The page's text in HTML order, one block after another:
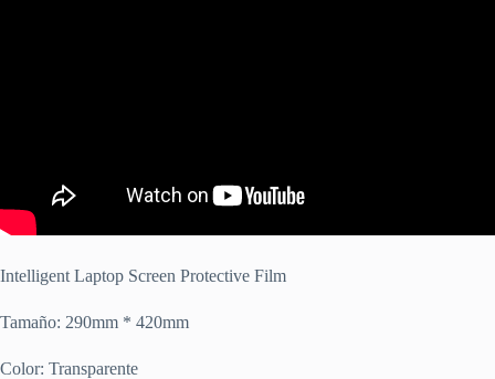
Intelligent Laptop Screen Protective Film
Tamaño: 290mm * 420mm
Color: Transparente